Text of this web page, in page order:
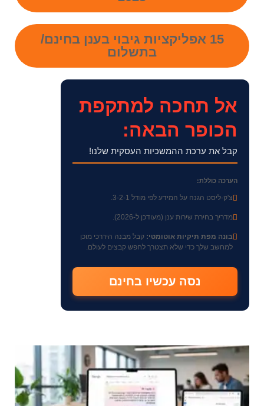
15 אפליקציות גיבוי בענן בחינם/
בתשלום
אל תחכה למתקפת
הכופר הבאה:
קבל את ערכת ההמשכיות העסקית שלנו!
הערכה כוללת:
צ'ק-ליסט הגנה על המידע לפי מודל 3-2-1.
מדריך בחירת שירות ענן (מעודכן ל-2026).
בונה מפת תיקיות אוטומטי: קבל מבנה היררכי מוכן
למחשב שלך כדי שלא תצטרך לחפש קבצים לעולם.
נסה עכשיו בחינם